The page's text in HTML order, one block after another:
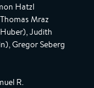
Hatzl
Mraz
Judith
Gregor Seberg
R.